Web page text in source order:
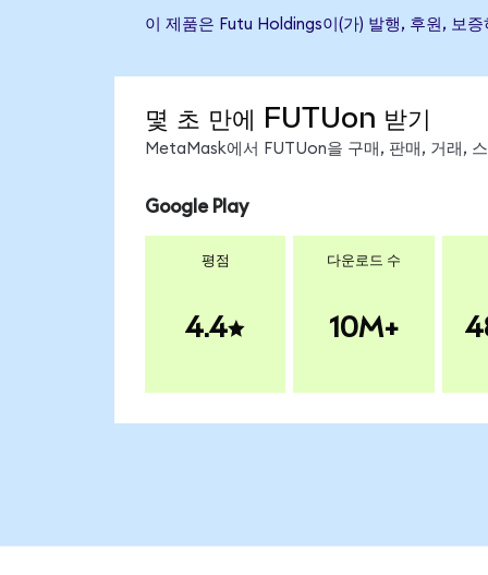
이 제품은 Futu Holdings이(가) 발행, 후원, 보
몇 초 만에 FUTUon 받기
MetaMask에서 FUTUon을 구매, 판매, 거래,
Google Play
평점
4.4
다운로드 수
10M+